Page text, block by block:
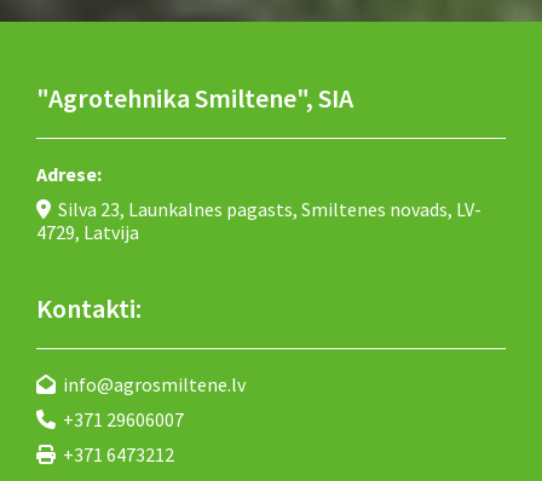
"Agrotehnika Smiltene", SIA
Adrese:
 Silva 23, Launkalnes pagasts, Smiltenes novads, LV-
4729, Latvija
Kontakti:
 info@agrosmiltene.lv
 +371 29606007
 +371 6473212